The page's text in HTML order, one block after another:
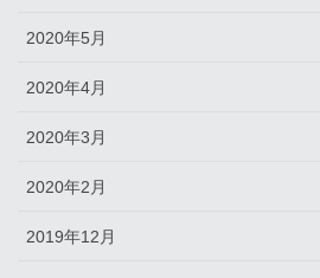
2020年5月
2020年4月
2020年3月
2020年2月
2019年12月